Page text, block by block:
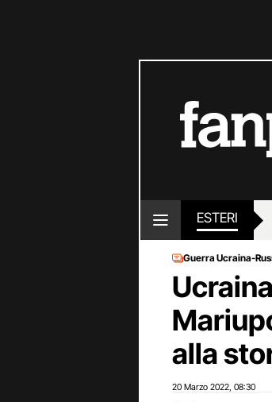
ESTERI
Guerra Ucraina-
alla
20 Marzo 2022 08:30